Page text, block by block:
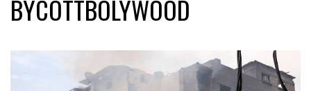
BYCOTTBOLYWOOD